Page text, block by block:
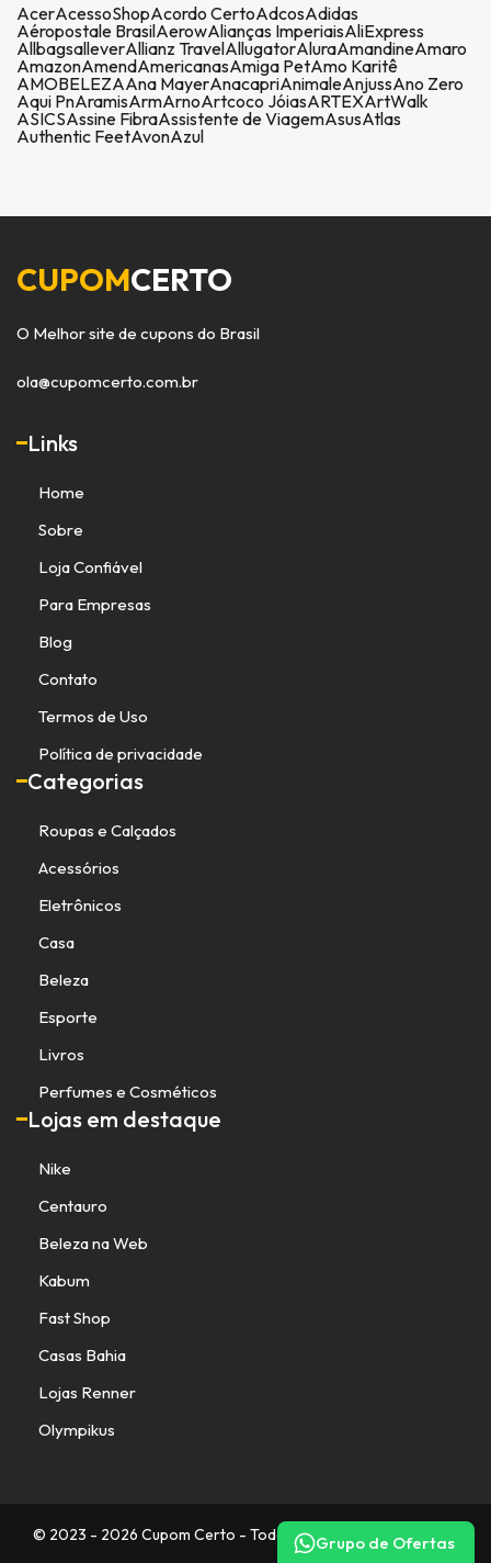
AcerAcessoShopAcordo CertoAdcosAdidas
Aéropostale BrasilAerowAlianças ImperiaisAliExpress
AllbagsalleverAllianz TravelAllugatorAluraAmandineAmaro
AmazonAmendAmericanasAmiga PetAmo Karitê
AMOBELEZAAna MayerAnacapriAnimaleAnjussAno Zero
Aqui PnAramisArmArnoArtcoco JóiasARTEXArtWalk
ASICSAssine FibraAssistente de ViagemAsusAtlas
Authentic FeetAvonAzul
Grupo de Ofertas
CUPOMCERTO
O Melhor site de cupons do Brasil
ola@cupomcerto.com.br
Links
Home
Sobre
Loja Confiável
Para Empresas
Blog
Contato
Termos de Uso
Política de privacidade
Categorias
Roupas e Calçados
Acessórios
Eletrônicos
Casa
Beleza
Esporte
Livros
Perfumes e Cosméticos
Lojas em destaque
Nike
Centauro
Beleza na Web
Kabum
Fast Shop
Casas Bahia
Lojas Renner
Olympikus
© 2023 - 2026 Cupom Certo - Todos os direitos reservados.